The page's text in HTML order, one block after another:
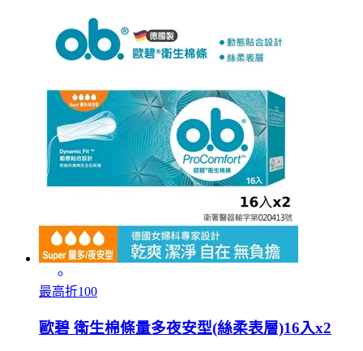
最高折100
歐碧 衛生棉條量多夜安型(絲柔表層)16入x2